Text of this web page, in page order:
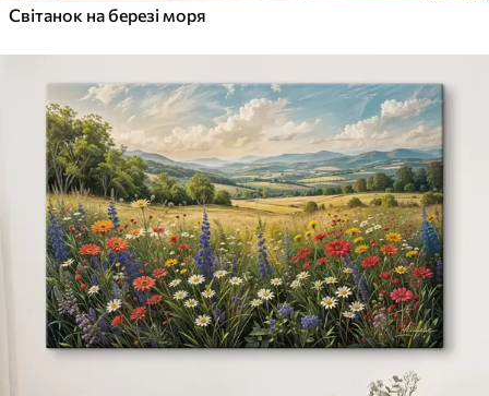
Світанок на березі моря